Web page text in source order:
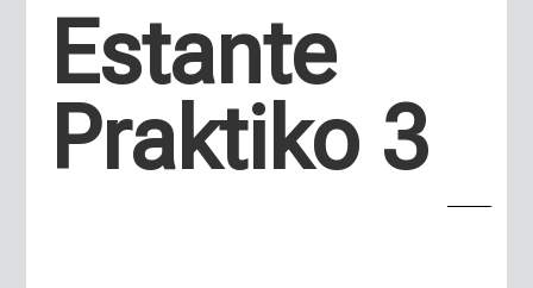
Estante
Praktiko 3